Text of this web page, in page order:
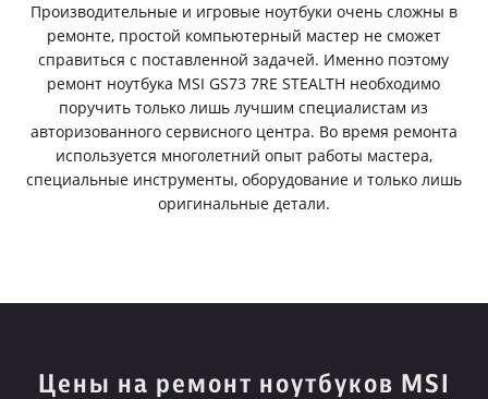
Производительные и игровые ноутбуки очень сложны в
ремонте, простой компьютерный мастер не сможет
справиться с поставленной задачей. Именно поэтому
ремонт ноутбука MSI GS73 7RE STEALTH необходимо
поручить только лишь лучшим специалистам из
авторизованного сервисного центра. Во время ремонта
используется многолетний опыт работы мастера,
специальные инструменты, оборудование и только лишь
оригинальные детали.
Цены на ремонт ноутбуков MSI